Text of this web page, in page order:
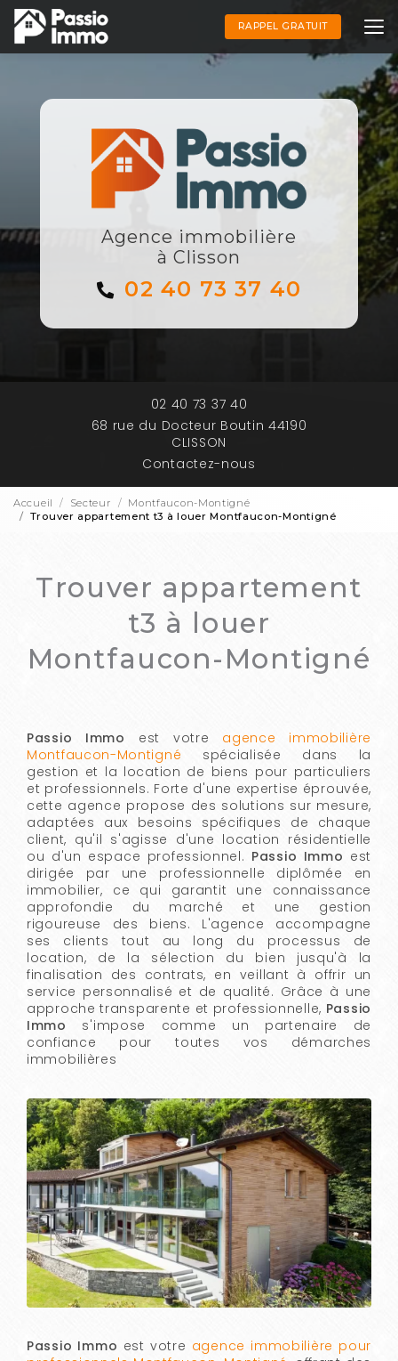
Aller
au
contenu
principal
RAPPEL GRATUIT
Agence immobilière
à Clisson
02 40 73 37 40
02 40 73 37 40
68 rue du Docteur Boutin 44190
CLISSON
Contactez-nous
Accueil Secteur
Montfaucon-Montigné
Trouver appartement t3 à louer Montfaucon-Montigné
Trouver appartement
t3 à louer
Montfaucon-Montigné
Passio Immo est votre agence immobilière
Montfaucon-Montigné spécialisée dans la
gestion et la location de biens pour particuliers
et professionnels. Forte d'une expertise éprouvée,
cette agence propose des solutions sur mesure,
adaptées aux besoins spécifiques de chaque
client, qu'il s'agisse d'une location résidentielle
ou d'un espace professionnel. Passio Immo est
dirigée par une professionnelle diplômée en
immobilier, ce qui garantit une connaissance
approfondie du marché et une gestion
rigoureuse des biens. L'agence accompagne
ses clients tout au long du processus de
location, de la sélection du bien jusqu'à la
finalisation des contrats, en veillant à offrir un
service personnalisé et de qualité. Grâce à une
approche transparente et professionnelle, Passio
Immo s'impose comme un partenaire de
confiance pour toutes vos démarches
immobilières
Passio Immo est votre agence immobilière pour